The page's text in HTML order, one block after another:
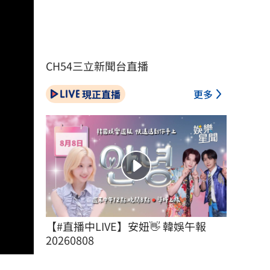
CH54三立新聞台直播
現正直播 更多
【#直播中LIVE】安妞👋 韓娛午報
20260808